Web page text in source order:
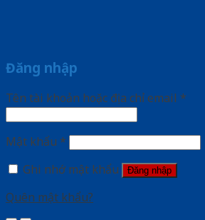
Đăng nhập
Tên tài khoản hoặc địa chỉ email *
Mật khẩu *
Ghi nhớ mật khẩu
Đăng nhập
Quên mật khẩu?